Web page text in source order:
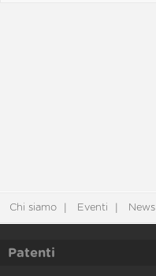
Chi siamo Eventi
Patenti